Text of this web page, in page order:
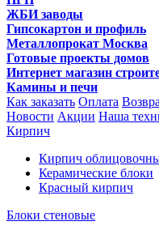
ЖБИ заводы
Гипсокартон и профиль
Металлопрокат Москва
Готовые проекты домов
Интернет магазин
Камины и печи
Как заказать Оплата
Новости Акции Наша
Кирпич
Кирпич
Керамические блоки
Красный кирпич
Блоки стеновые